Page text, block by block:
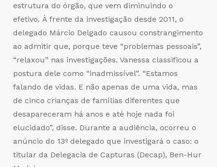
estrutura do órgão, que vem diminuindo o
efetivo. À frente da investigação desde 2011, o
delegado Márcio Delgado causou constrangimento
ao admitir que, porque teve “problemas pessoais”,
“relaxou” nas investigações. Vanessa classificou a
postura dele como “inadmissível”. “Estamos
falando de vidas. E não apenas de uma vida, mas
de cinco crianças de famílias diferentes que
desapareceram há anos e até hoje nada foi
elucidado”, disse. Durante a audiência, ocorreu o
anúncio do 13º delegado que investigará o caso: o
titular da Delegacia de Capturas (Decap), Ben-Hur